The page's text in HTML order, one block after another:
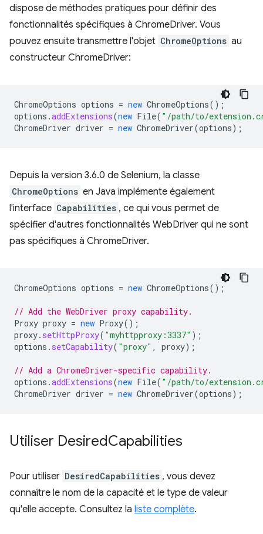
dispose de méthodes pratiques pour définir des
fonctionnalités spécifiques à ChromeDriver. Vous
pouvez ensuite transmettre l'objet ChromeOptions au
constructeur ChromeDriver:
ChromeOptions options = new ChromeOptions();
options .addExtensions(new File( "/path/to/
ChromeDriver driver = new ChromeDriver(options);
Depuis la version 3.6.0 de Selenium, la classe
ChromeOptions en Java implémente également
l'interface Capabilities , ce qui vous permet de
spécifier d'autres fonctionnalités WebDriver qui ne sont
pas spécifiques à ChromeDriver.
ChromeOptions options = new ChromeOptions();
// Add the WebDriver proxy capability.
Proxy proxy = new Proxy();
proxy. setHttpProxy( "myhttpproxy:3337" );
options . setCapability( "proxy" , proxy);
// Add a ChromeDriver-specific capability.
options .addExtensions(new File( "/path/to/
ChromeDriver driver = new ChromeDriver(options);
Utiliser DesiredCapabilities
Pour utiliser DesiredCapabilities , vous devez
connaître le nom de la capacité et le type de valeur
qu'elle accepte. Consultez la liste complète.